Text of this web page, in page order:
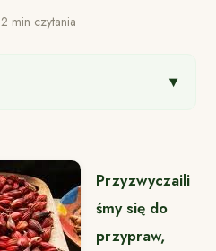
2 min czytania
Przyzwyczaili
śmy się do
przypraw,